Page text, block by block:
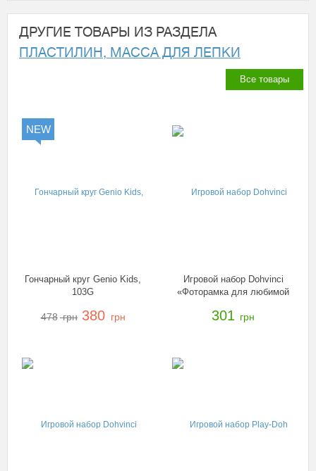
ДРУГИЕ ТОВАРЫ ИЗ РАЗДЕЛА
ПЛАСТИЛИН, МАССА ДЛЯ ЛЕПКИ
Все товары
NEW
Гончарный круг Genio Kids,
103G
478 грн 380 грн
Игровой набор Dohvinci
«Фоторамка для любимой
301 грн